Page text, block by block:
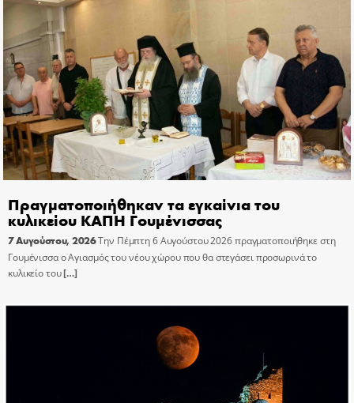
Πραγματοποιήθηκαν τα εγκαίνια του
κυλικείου ΚΑΠΗ Γουμένισσας
7 Αυγούστου, 2026Την Πέμπτη 6 Αυγούστου 2026 πραγματοποιήθηκε στη
Γουμένισσα ο Αγιασμός του νέου χώρου που θα στεγάσει προσωρινά το
κυλικείο του[…]